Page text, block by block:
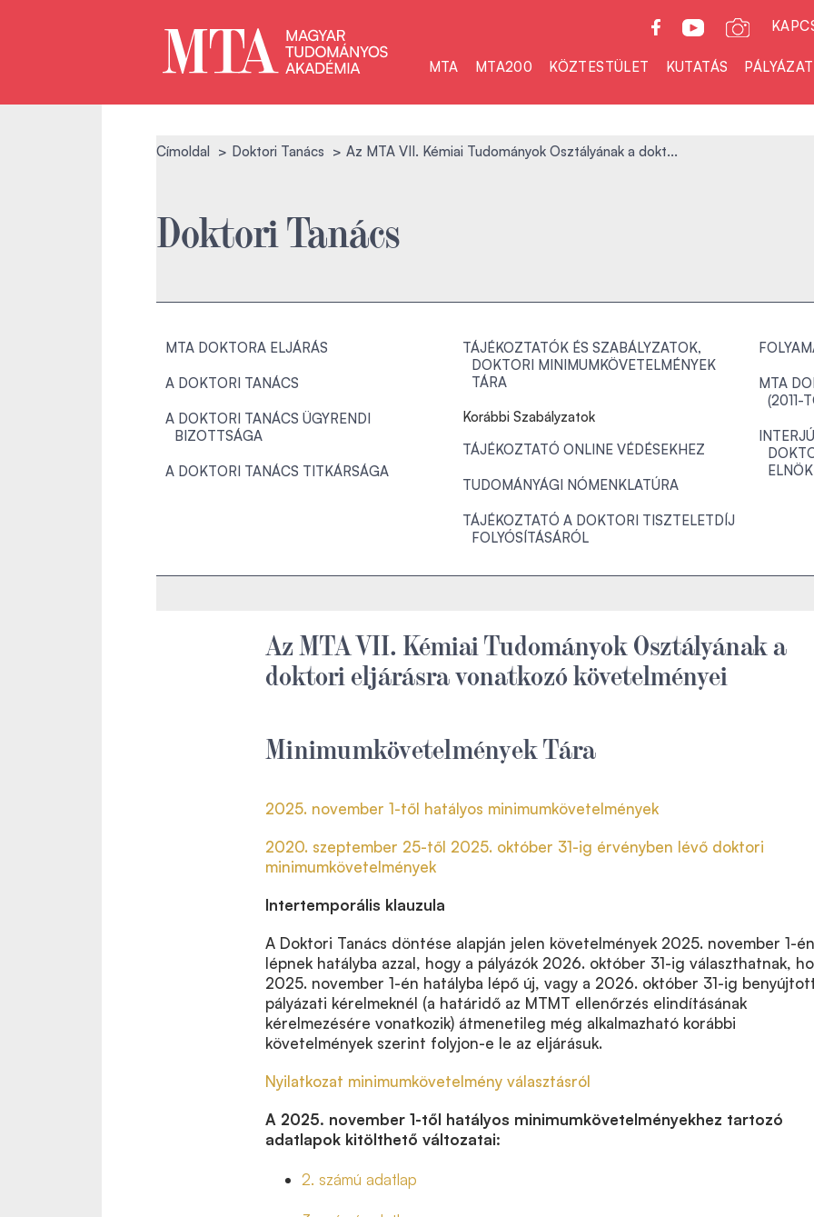
MTA MTA200 KÖZTESTÜLET KUTATÁS
Címoldal Doktori Tanács Az MTA VII. Kémiai Tudományok Osztályának a dokt...
Doktori Tanács
MTA DOKTORA ELJÁRÁS
A DOKTORI TANÁCS
A DOKTORI TANÁCS ÜGYRENDI
BIZOTTSÁGA
A DOKTORI TANÁCS TITKÁRSÁGA
TÁJÉKOZTATÓK ÉS SZABÁLYZATOK,
DOKTORI MINIMUMKÖVETELMÉNYEK
TÁRA
Korábbi Szabályzatok
TÁJÉKOZTATÓ ONLINE VÉDÉSEKHEZ
TUDOMÁNYÁGI NÓMENKLATÚRA
TÁJÉKOZTATÓ A DOKTORI TISZTELETDÍJ
FOLYÓSÍTÁSÁRÓL
MTA
(2011-
Az MTA VII. Kémiai Tudományok Osztályának a
doktori eljárásra vonatkozó követelményei
Minimumkövetelmények Tára
2025. november 1-től hatályos minimumkövetelmények
2020. szeptember 25-től 2025. október 31-ig érvényben lévő doktori
minimumkövetelmények
Intertemporális klauzula
A Doktori Tanács döntése alapján jelen követelmények 2025. november 1-én
lépnek hatályba azzal, hogy a pályázók 2026. október 31-ig választhatnak,
2025. november 1-én hatályba lépő új, vagy a 2026. október 31-ig
pályázati kérelmeknél (a határidő az MTMT ellenőrzés elindításának
kérelmezésére vonatkozik) átmenetileg még alkalmazható korábbi
követelmények szerint folyjon-e le az eljárásuk.
Nyilatkozat minimumkövetelmény választásról
A 2025. november 1-től hatályos minimumkövetelményekhez tartozó
adatlapok kitölthető változatai:
2. számú adatlap